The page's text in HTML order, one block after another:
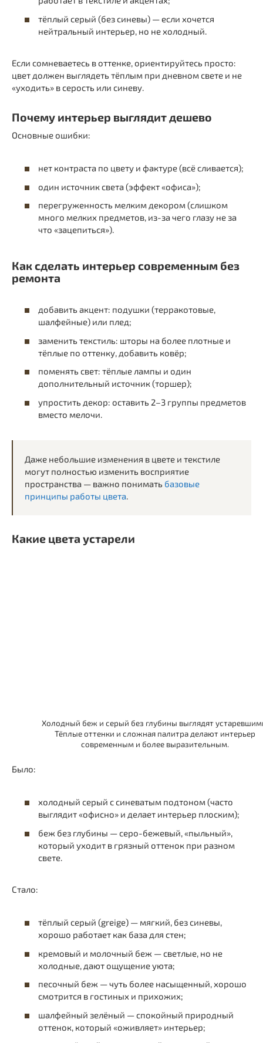
тёплый серый (без синевы) — если хочется
нейтральный интерьер, но не холодный.
Если сомневаетесь в оттенке, ориентируйтесь просто:
цвет должен выглядеть тёплым при дневном свете и не
«уходить» в серость или синеву.
Почему интерьер выглядит дешево
Основные ошибки:
нет контраста по цвету и фактуре (всё сливается);
один источник света (эффект «офиса»);
перегруженность мелким декором (слишком
много мелких предметов, из-за чего глазу не за
что «зацепиться»).
Как сделать интерьер современным без
ремонта
добавить акцент: подушки (терракотовые,
шалфейные) или плед;
заменить текстиль: шторы на более плотные и
тёплые по оттенку, добавить ковёр;
поменять свет: тёплые лампы и один
дополнительный источник (торшер);
упростить декор: оставить 2–3 группы предметов
вместо мелочи.
Даже небольшие изменения в цвете и текстиле
могут полностью изменить восприятие
пространства — важно понимать базовые
принципы работы цвета.
Какие цвета устарели
Холодный беж и серый без глубины выглядят
Тёплые оттенки и сложная палитра делают интерьер
современным и более выразительным.
Было:
холодный серый с синеватым подтоном (часто
выглядит «офисно» и делает интерьер плоским);
беж без глубины — серо-бежевый, «пыльный»,
который уходит в грязный оттенок при разном
свете.
Стало:
тёплый серый (greige) — мягкий, без синевы,
хорошо работает как база для стен;
кремовый и молочный беж — светлые, но не
холодные, дают ощущение уюта;
песочный беж — чуть более насыщенный, хорошо
смотрится в гостиных и прихожих;
шалфейный зелёный — спокойный природный
оттенок, который «оживляет» интерьер;